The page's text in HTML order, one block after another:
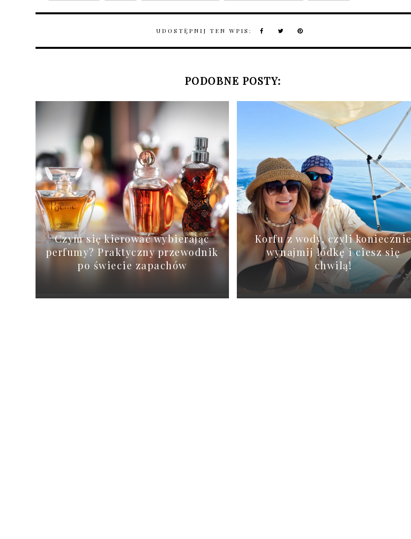
UDOSTĘPNIJ TEN WPIS:
PODOBNE POSTY:
Czym się kierować wybierając
perfumy? Praktyczny przewodnik
po świecie zapachów
Korfu z wody, czyli koniecznie
wynajmij łódkę i ciesz się
chwilą!